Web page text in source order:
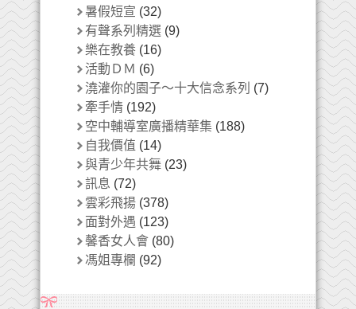
暑假短宣 (32)
有聲系列精選 (9)
樂在教養 (16)
活動ＤＭ (6)
澆灌你的園子～十大信念系列 (7)
牽手情 (192)
空中輔導室廣播精華集 (188)
自我價值 (14)
與青少年共舞 (23)
訊息 (72)
雲彩飛揚 (378)
面對外遇 (123)
馨香女人會 (80)
馮姐專欄 (92)